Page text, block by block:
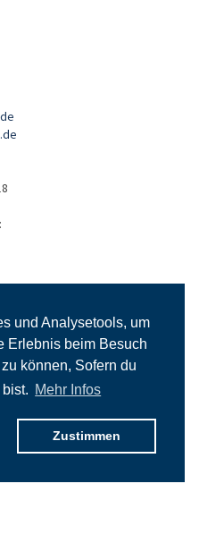
und Analysetools, um
Erlebnis beim Besuch
können, Sofern du
Mehr Infos
Zustimmen